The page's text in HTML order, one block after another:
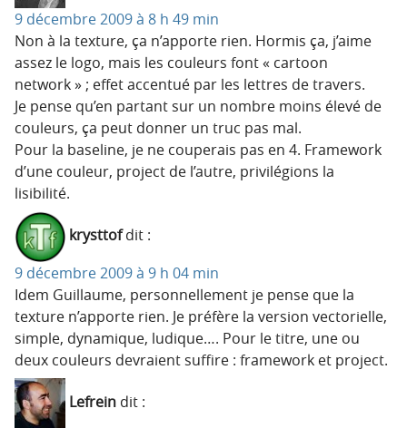
9 décembre 2009 à 8 h 49 min
Non à la texture, ça n’apporte rien. Hormis ça, j’aime
assez le logo, mais les couleurs font « cartoon
network » ; effet accentué par les lettres de travers.
Je pense qu’en partant sur un nombre moins élevé de
couleurs, ça peut donner un truc pas mal.
Pour la baseline, je ne couperais pas en 4. Framework
d’une couleur, project de l’autre, privilégions la
lisibilité.
krysttof dit :
9 décembre 2009 à 9 h 04 min
Idem Guillaume, personnellement je pense que la
texture n’apporte rien. Je préfère la version vectorielle,
simple, dynamique, ludique…. Pour le titre, une ou
deux couleurs devraient suffire : framework et project.
Lefrein dit :